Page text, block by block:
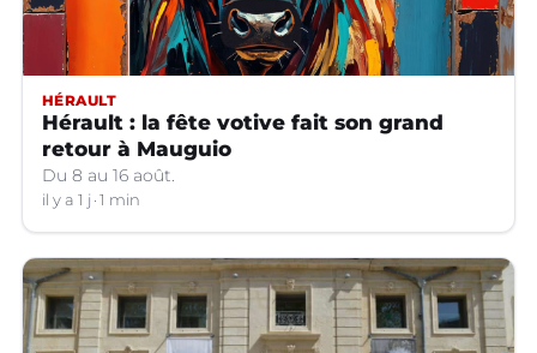
HÉRAULT
Hérault : la fête votive fait son grand
retour à Mauguio
Du 8 au 16 août.
il y a 1 j 1 min